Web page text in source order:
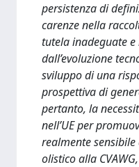
persistenza di
carenze nella
tutela inadeguate e
dall’evoluzione
sviluppo di una
prospettiva di
pertanto, la
nell’UE per
realmente
olistico alla